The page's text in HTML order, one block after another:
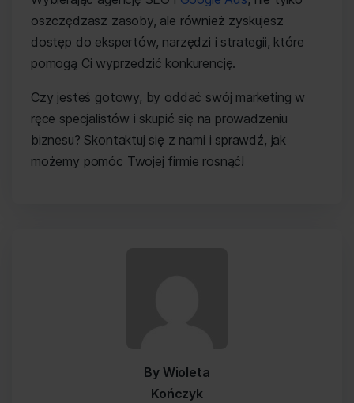
oszczędzasz zasoby, ale również zyskujesz
dostęp do ekspertów, narzędzi i strategii, które
pomogą Ci wyprzedzić konkurencję.
Czy jesteś gotowy, by oddać swój marketing w
ręce specjalistów i skupić się na prowadzeniu
biznesu? Skontaktuj się z nami i sprawdź, jak
możemy pomóc Twojej firmie rosnąć!
By Wioleta
Kończyk